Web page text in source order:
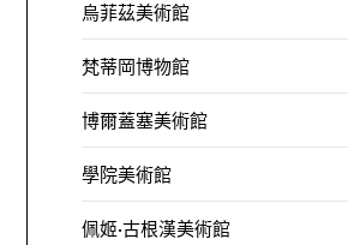
烏菲茲美術館
梵蒂岡博物館
博爾蓋塞美術館
學院美術館
佩姬·古根漢美術館